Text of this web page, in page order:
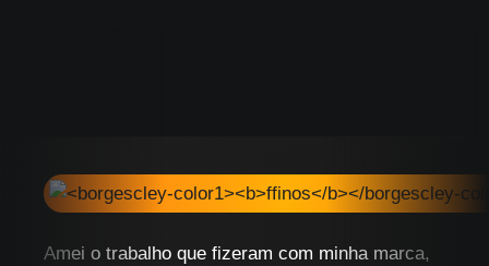
Amei o trabalho que fizeram com minha marca,